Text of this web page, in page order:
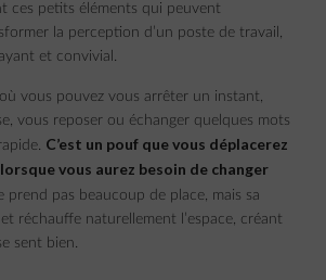
ces petits éléments qui peuvent
la perception d’un poste de travail,
et convivial.
vous pouvez vous arrêter un instant,
vous reposer ou échanger quelques mots
C’est un pouf que vous déplacerez
vous aurez besoin de changer
prend pas beaucoup de place, mais sa
réchauffe naturellement l’espace, créant
sent bien.